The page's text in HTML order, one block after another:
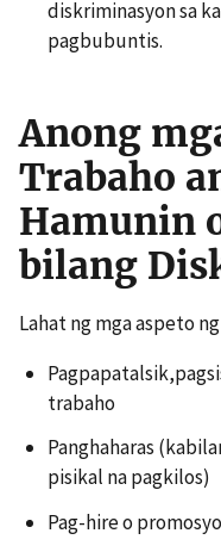
diskriminasyon sa
pagbubuntis.
Anong
Trabaho
Hamunin
bilang
Lahat ng mga aspeto
trabaho
Panghaharas
pisikal na pagkilos)
Pag-hire o